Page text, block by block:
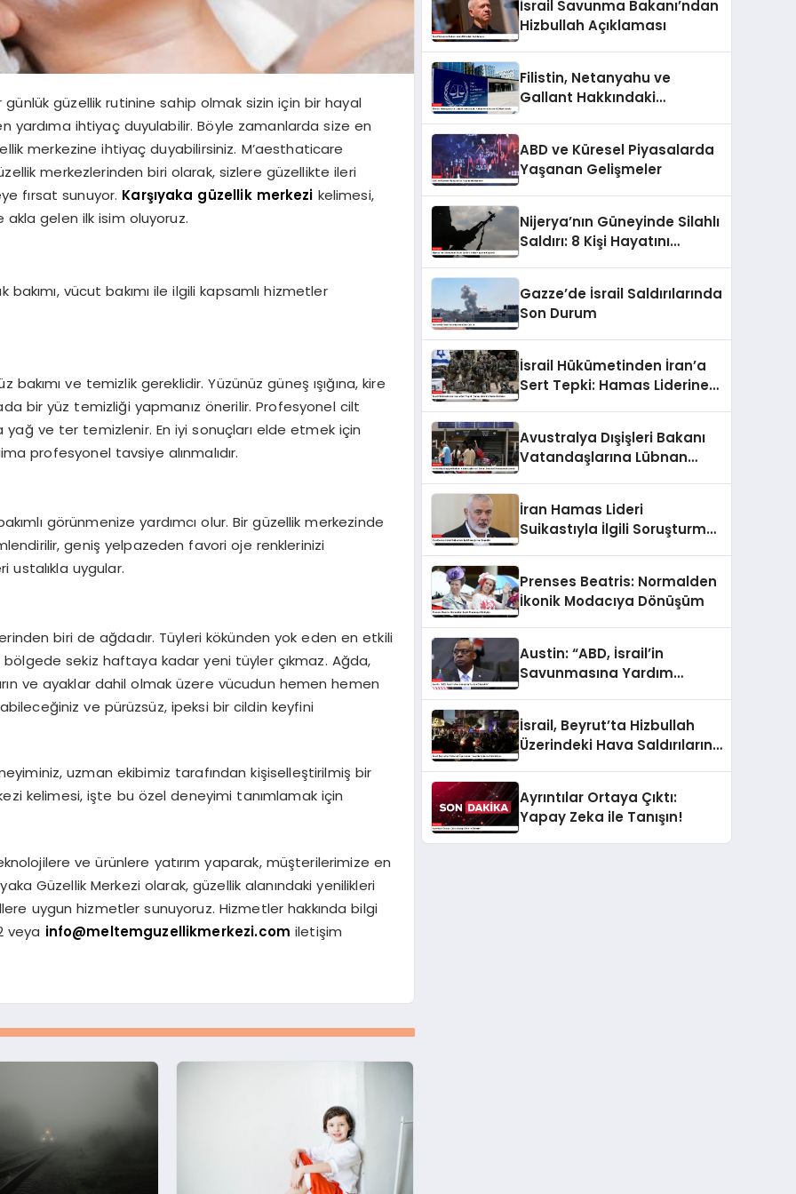
güzellik rutinine sahip olmak sizin için bir hayal
yardıma ihtiyaç duyulabilir. Böyle zamanlarda size en
merkezine ihtiyaç duyabilirsiniz. M’aesthaticare
merkezlerinden biri olarak, sizlere güzellikte ileri
fırsat sunuyor. Karşıyaka güzellik merkezi kelimesi,
gelen ilk isim oluyoruz.
bakımı, vücut bakımı ile ilgili kapsamlı hizmetler
ve temizlik gereklidir. Yüzünüz güneş ışığına, kire
bir yüz temizliği yapmanız önerilir. Profesyonel cilt
yağ ve ter temizlenir. En iyi sonuçları elde etmek için
profesyonel tavsiye alınmalıdır.
görünmenize yardımcı olur. Bir güzellik merkezinde
geniş yelpazeden favori oje renklerinizi
ustalıkla uygular.
biri de ağdadır. Tüyleri kökünden yok eden en etkili
sekiz haftaya kadar yeni tüyler çıkmaz. Ağda,
ve ayaklar dahil olmak üzere vücudun hemen hemen
ve pürüzsüz, ipeksi bir cildin keyfini
uzman ekibimiz tarafından kişiselleştirilmiş bir
kelimesi, işte bu özel deneyimi tanımlamak için
ve ürünlere yatırım yaparak, müşterilerimize en
Güzellik Merkezi olarak, güzellik alanındaki yenilikleri
uygun hizmetler sunuyoruz. Hizmetler hakkında bilgi
veya info@meltemguzellikmerkezi.com iletişim
İsrail Savunma Bakanı’ndan
Hizbullah Açıklaması
Filistin, Netanyahu ve
Gallant Hakkındaki
ABD ve Küresel Piyasalarda
Yaşanan Gelişmeler
Nijerya’nın Güneyinde Silahlı
Saldırı: 8 Kişi Hayatını
Gazze’de İsrail Saldırılarında
Son Durum
İsrail Hükümetinden İran’a
Sert Tepki: Hamas Liderine
Avustralya Dışişleri Bakanı
Vatandaşlarına Lübnan
İran Hamas Lideri
Suikastıyla İlgili Soruşturma
Prenses Beatris: Normalden
İkonik Modacıya Dönüşüm
Austin: “ABD, İsrail’in
Savunmasına Yardım
İsrail, Beyrut’ta Hizbullah
Üzerindeki Hava Saldırılarını
Ayrıntılar Ortaya Çıktı:
Yapay Zeka ile Tanışın!